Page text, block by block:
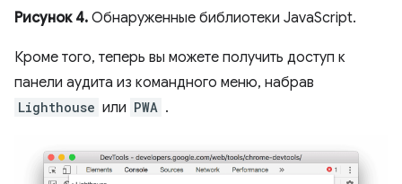
Рисунок 4. Обнаруженные библиотеки JavaScript.
Кроме того, теперь вы можете получить доступ к
панели аудита из командного меню, набрав
Lighthouse или PWA .